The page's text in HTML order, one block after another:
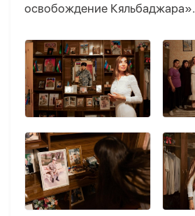
освобождение Кяльбаджара».